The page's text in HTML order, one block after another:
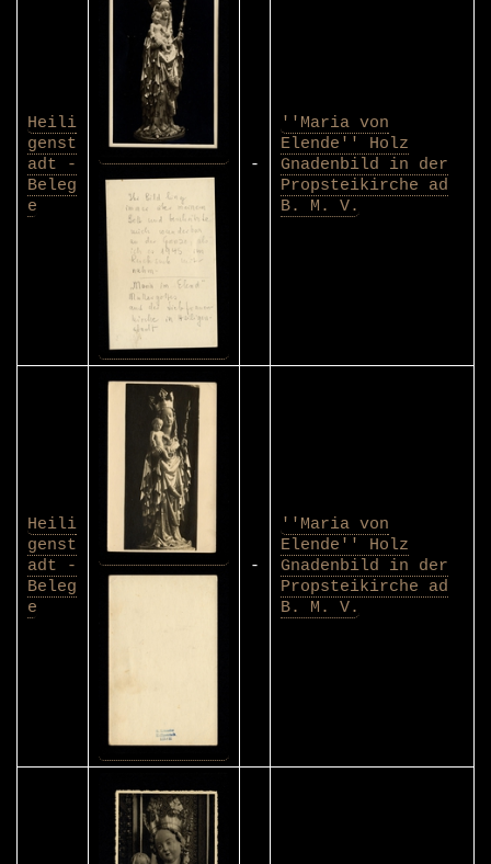
Heili
genst
adt -
Beleg
e
-
''Maria von
Elende'' Holz
Gnadenbild in der
Propsteikirche ad
B. M. V.
Heili
genst
adt -
Beleg
e
-
''Maria von
Elende'' Holz
Gnadenbild in der
Propsteikirche ad
B. M. V.